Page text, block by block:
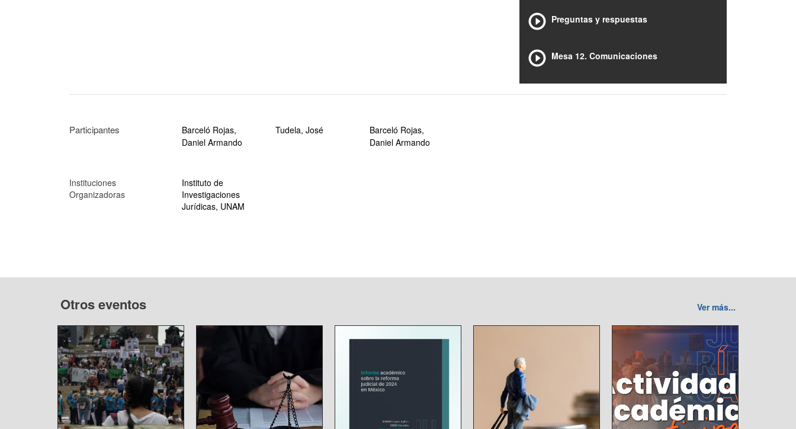
Preguntas y respuestas
Mesa 12. Comunicaciones
Participantes
Barceló Rojas,
Daniel Armando
Tudela, José
Barceló Rojas,
Daniel Armando
Instituciones
Organizadoras
Instituto de
Investigaciones
Jurídicas, UNAM
Otros eventos Ver más...